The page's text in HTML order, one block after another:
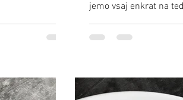
jemo vsaj enkrat na